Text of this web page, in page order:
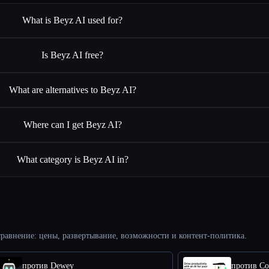
What is Beyz AI used for?
Is Beyz AI free?
What are alternatives to Beyz AI?
Where can I get Beyz AI?
What category is Beyz AI in?
цены, развертывание, возможности и контент-политика.
против Dewey против